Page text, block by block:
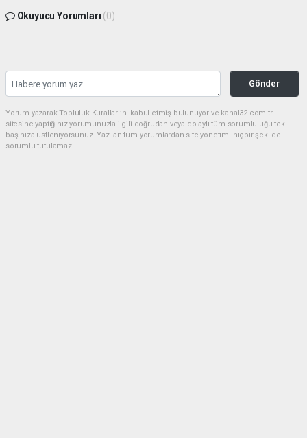
Okuyucu Yorumları (0)
Gönder
Yorum yazarak Topluluk Kuralları’nı kabul etmiş bulunuyor ve kanal32.com.tr
sitesine yaptığınız yorumunuzla ilgili doğrudan veya dolaylı tüm sorumluluğu tek
başınıza üstleniyorsunuz. Yazılan tüm yorumlardan site yönetimi hiçbir şekilde
sorumlu tutulamaz.